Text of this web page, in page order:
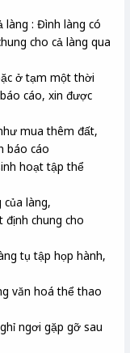
làng : Đình làng có
cho cả làng qua
ở tạm một thời
cáo, xin được
mua thêm đất,
báo cáo
hoạt tập thể
của làng,
định chung cho
tụ tập họp hành,
văn hoá thể thao
ngơi gặp gỡ sau